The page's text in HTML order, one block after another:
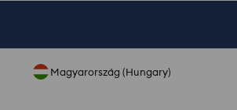
Magyarország (Hungary)